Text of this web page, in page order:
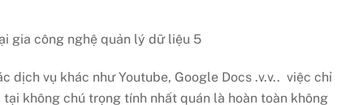
dịch vụ khác như Youtube, Google Docs .v.v.. việc chỉ
không chú trọng tính nhất quán là hoàn toàn không